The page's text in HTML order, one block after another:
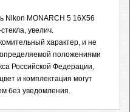
Nikon MONARCH 5 16X56
увелич.
характер, и не
положениями
Российской Федерации,
и комплектация могут
без уведомления.